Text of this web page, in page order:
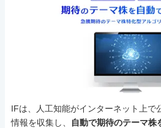
IFは、人工知能がインターネット上で
情報を収集し、
自動で期待のテーマ株